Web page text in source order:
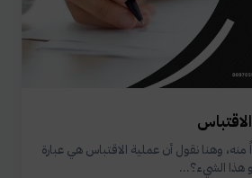
وهنا نقول أن عملية الاقتباس هي عبارة
الشيء؟...